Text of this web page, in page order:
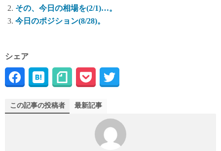
その、今日の相場を(2/1)…。
今日のポジション(8/28)。
シェア
この記事の投稿者 最新記事